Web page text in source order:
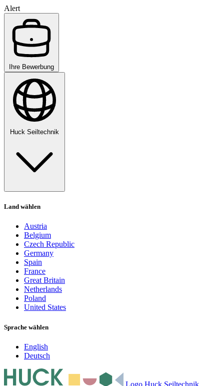
Alert
Ihre Bewerbung
Huck Seiltechnik
Land wählen
Austria
Belgium
Czech Republic
Germany
Spain
France
Great Britain
Netherlands
Poland
United States
Sprache wählen
English
Deutsch
Logo Huck Seiltechnik